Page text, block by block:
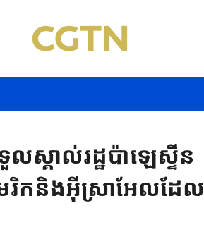
ស្គាល់រដ្ឋប៉ាឡេស្ទីន
កនិងអ៊ីស្រាអែលដែល